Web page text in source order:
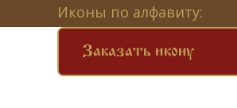
Иконы по алфавиту:
Заказать икону